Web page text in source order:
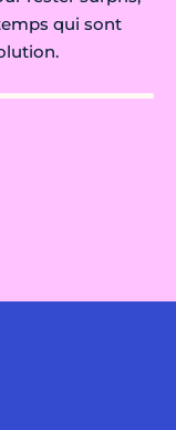
qui sont